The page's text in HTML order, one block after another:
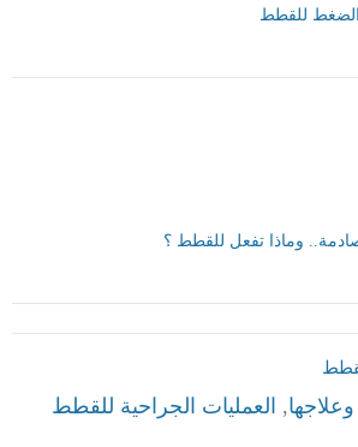
للقطط
وماذا تفعل للقطط ؟
, العمليات الجراحية للقطط